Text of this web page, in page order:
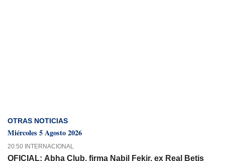
OTRAS NOTICIAS
Miércoles 5 Agosto 2026
20:50 INTERNACIONAL
OFICIAL: Abha Club, firma Nabil Fekir, ex Real Betis